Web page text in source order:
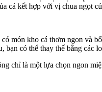
cá kết hợp với vị chua ngọt
món kho cá thơm ngon và
bạn có thể thay thế bằng các
chỉ là một lựa chọn ngon